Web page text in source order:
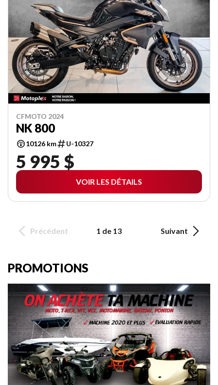
CFMOTO 2024
NK 800
10126 km U-10327
5 995 $
VOIR LES DÉTAILS
Précédent 1 de 13 Suivant
PROMOTIONS